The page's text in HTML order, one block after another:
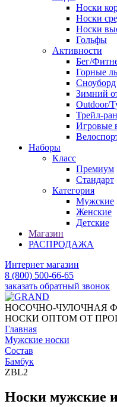
Носки
Носки
Носки
Гольфы
Активности
Бег/
Горные
Сноуборд
Зимний
Outdoor/
Трейл-
Игровые
Наборы
Класс
Премиум
Стандарт
Категория
Мужские
Женские
Детские
Магазин
РАСПРОДАЖА
Интернет магазин
8 (800) 500-66-65
заказать обратный звонок
НОСОЧНО-ЧУЛОЧНАЯ
НОСКИ ОПТОМ ОТ
Главная
Мужские носки
Состав
Бамбук
ZBL2
Носки мужские